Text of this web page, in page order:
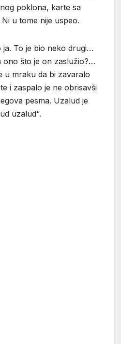
poklona, karte sa
u tome nije uspeo.
ja. To je bio neko drugi…
ono što je on zaslužio?…
u mraku da bi zavaralo
i zaspalo je ne obrisavši
pesma. Uzalud je
uzalud“.